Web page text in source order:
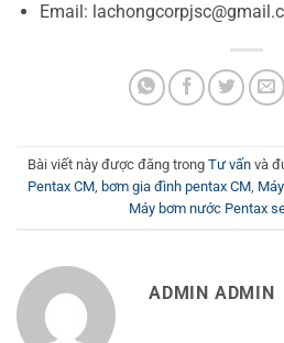
Email:
Bài viết này được đăng trong Tư vấn và
Pentax CM, bơm gia đình pentax CM,
Máy bơm nước Pentax
ADMIN ADMIN